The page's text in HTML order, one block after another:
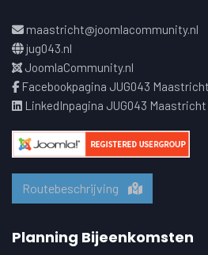
maastricht@joomlacommunity.nl
jug043.nl
JoomlaCommunity.nl
Facebookpagina JUG043 Maastricht
LinkedInpagina JUG043 Maastricht
Routebeschrijving
Planning Bijeenkomsten